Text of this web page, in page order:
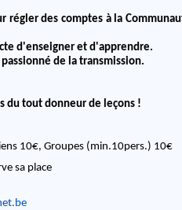
régler des comptes à la
d'enseigner et d'apprendre.
de la transmission.
du tout donneur de leçons !
10€, Groupes (min.10pers.) 10€
sa place